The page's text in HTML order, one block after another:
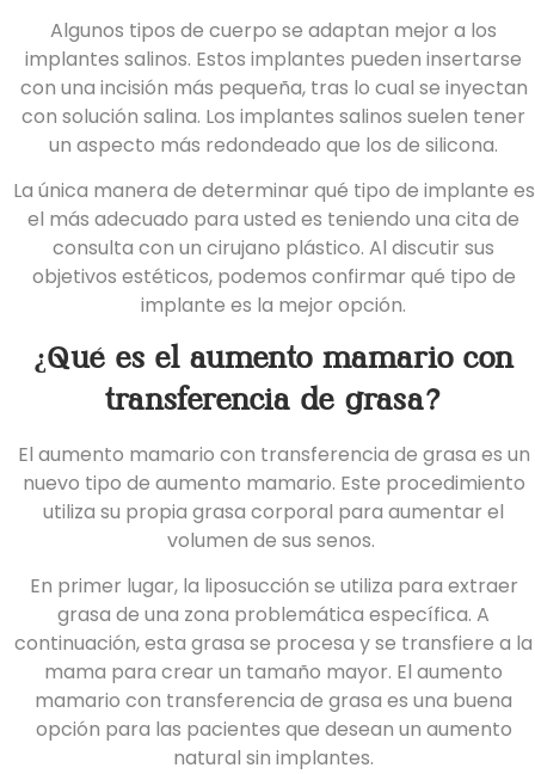
Algunos tipos de cuerpo se adaptan mejor a los
implantes salinos. Estos implantes pueden insertarse
con una incisión más pequeña, tras lo cual se inyectan
con solución salina. Los implantes salinos suelen tener
un aspecto más redondeado que los de silicona.
La única manera de determinar qué tipo de implante es
el más adecuado para usted es teniendo una cita de
consulta con un cirujano plástico. Al discutir sus
objetivos estéticos, podemos confirmar qué tipo de
implante es la mejor opción.
¿Qué es el aumento mamario con
transferencia de grasa?
El aumento mamario con transferencia de grasa es un
nuevo tipo de aumento mamario. Este procedimiento
utiliza su propia grasa corporal para aumentar el
volumen de sus senos.
En primer lugar, la liposucción se utiliza para extraer
grasa de una zona problemática específica. A
continuación, esta grasa se procesa y se transfiere a la
mama para crear un tamaño mayor. El aumento
mamario con transferencia de grasa es una buena
opción para las pacientes que desean un aumento
natural sin implantes.